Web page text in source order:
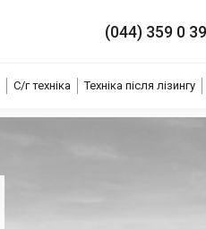
(044) 359 0
С/г техніка Техніка після лізингу